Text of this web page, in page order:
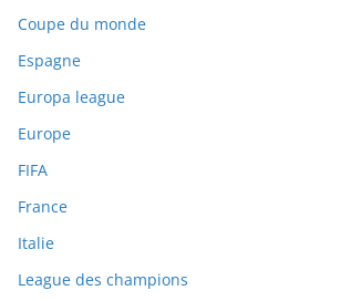
Coupe du monde
Espagne
Europa league
Europe
FIFA
France
Italie
League des champions